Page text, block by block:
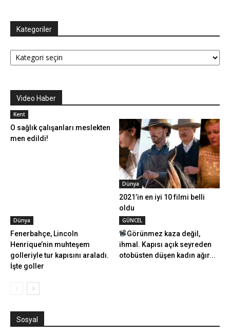
Kategoriler
Kategoriler
Video Haber
Kent
O sağlık çalışanları meslekten
men edildi!
Dünya
2021’in en iyi 10 filmi belli
oldu
Dünya
Fenerbahçe, Lincoln
Henrique’nin muhteşem
golleriyle tur kapısını araladı.
İşte goller
GÜNCEL
Görünmez kaza değil,
ihmal. Kapısı açık seyreden
otobüsten düşen kadın ağır...
Sosyal